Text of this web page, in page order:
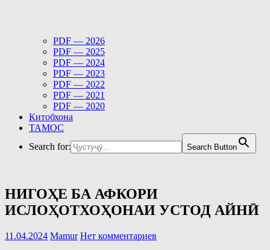
PDF — 2026
PDF — 2025
PDF — 2024
PDF — 2023
PDF — 2022
PDF — 2021
PDF — 2020
Китобхона
ТАМОС
Search for:
Search Button
НИГОҲЕ БА АФКОРИ
ИСЛОҲОТХОҲОНАИ УСТОД АЙНӢ
11.04.2024 Mamur Нет комментариев